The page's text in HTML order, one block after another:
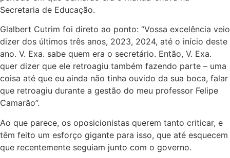
Secretaria de Educação.
Glalbert Cutrim foi direto ao ponto: “Vossa excelência veio
dizer dos últimos três anos, 2023, 2024, até o início deste
ano. V. Exa. sabe quem era o secretário. Então, V. Exa.
quer dizer que ele retroagiu também fazendo parte – uma
coisa até que eu ainda não tinha ouvido da sua boca, falar
que retroagiu durante a gestão do meu professor Felipe
Camarão”.
Ao que parece, os oposicionistas querem tanto criticar, e
têm feito um esforço gigante para isso, que até esquecem
que recentemente seguiam junto com o governo.